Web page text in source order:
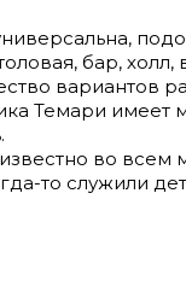
бар,
вариантов
Темари имеет
во
то служили